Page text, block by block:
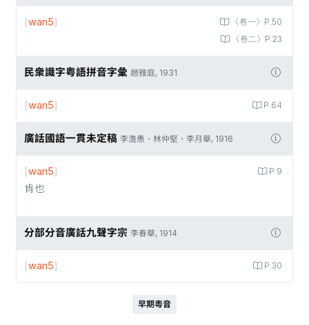
〈卷一〉P.50
〈卷二〉P.23
[wan5]
民衆識字粤語拼音字彙 趙雅庭, 1931
P.64
[wan5]
廣話國語一貫未定稿 李澹愚、林仲堅、李月華, 1916
P.9
[wan5]
肯也
分部分音廣話九聲字宗 李春華, 1914
P.30
[wan5]
早期粵音